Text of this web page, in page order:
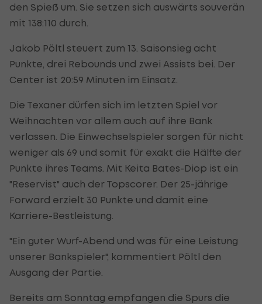
den Spieß um. Sie setzen sich auswärts souverän
mit 138:110 durch.
Jakob Pöltl steuert zum 13. Saisonsieg acht
Punkte, drei Rebounds und zwei Assists bei. Der
Center ist 20:59 Minuten im Einsatz.
Die Texaner dürfen sich im letzten Spiel vor
Weihnachten vor allem auch auf ihre Bank
verlassen. Die Einwechselspieler sorgen für nicht
weniger als 69 und somit für exakt die Hälfte der
Punkte ihres Teams. Mit Keita Bates-Diop ist ein
"Reservist" auch der Topscorer. Der 25-jährige
Forward erzielt 30 Punkte und damit eine
Karriere-Bestleistung.
"Ein guter Wurf-Abend und was für eine Leistung
unserer Bankspieler", kommentiert Pöltl den
Ausgang der Partie.
Bereits am Sonntag empfangen die Spurs die